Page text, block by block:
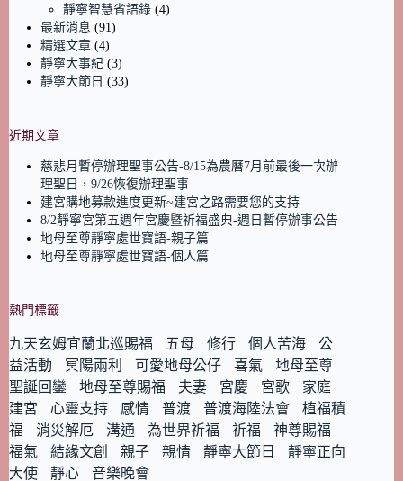
靜寧智慧省語錄 (4)
最新消息 (91)
精選文章 (4)
靜寧大事紀 (3)
靜寧大節日 (33)
近期文章
慈悲月暫停辦理聖事公告-8/15為農曆7月前最後一次辦
理聖日，9/26恢復辦理聖事
建宮購地募款進度更新~建宮之路需要您的支持
8/2靜寧宮第五週年宮慶暨祈福盛典-週日暫停辦事公告
地母至尊靜寧處世寶語-親子篇
地母至尊靜寧處世寶語-個人篇
熱門標籤
九天玄姆宜蘭北巡賜福 五母 修行 個人苦海
公
益活動
冥陽兩利 可愛地母公仔 喜氣
地母至尊
聖誕回鑾
地母至尊賜福 夫妻 宮慶 宮歌
家庭
建宮
心靈支持 感情 普渡 普渡海陸法會
植福積
福
消災解厄 溝通 為世界祈福 祈福
神尊賜福
福氣
結緣文創 親子 親情 靜寧大節日
靜寧正向
大使
靜心 音樂晚會